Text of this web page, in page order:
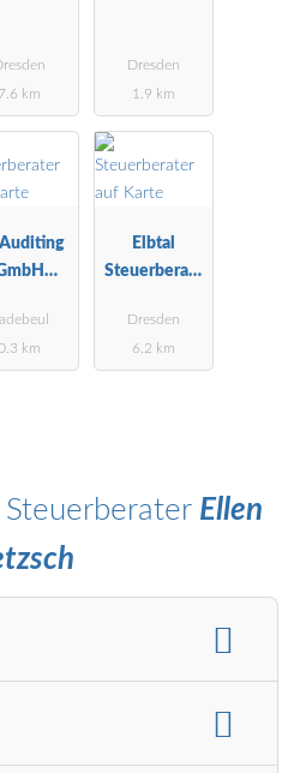
7.6 km
Dresden
1.9 km
Auditing
chaft
km
Elbtal
Steuerberatu
Dresden
6.2 km
Steuerberater Ellen
/ OHG / KG / PersG
Ltd.
Freiberufler